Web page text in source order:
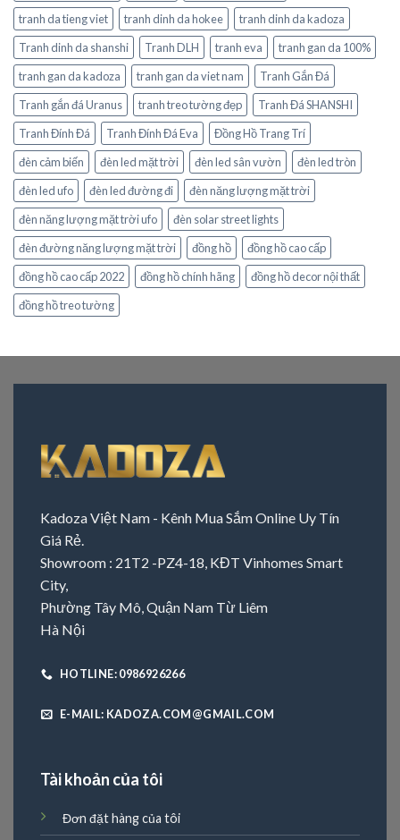
tranh da tieng viet
tranh dinh da hokee
tranh dinh da kadoza
Tranh dinh da shanshi
Tranh DLH tranh eva
tranh gan da 100%
tranh gan da kadoza
tranh gan da viet nam
Tranh Gắn Đá
Tranh gắn đá Uranus
tranh treo tường đẹp
Tranh Đá SHANSHI
Tranh Đính Đá
Tranh Đính Đá Eva
Đồng Hồ Trang Trí
đèn cảm biến
đèn led mặt trời đèn led sân vườn
đèn led tròn
đèn led ufo
đèn led đường đi
đèn năng lượng mặt trời
đèn năng lượng mặt trời ufo
đèn solar street lights
đèn đường năng lượng mặt trời
đồng hồ
đồng hồ cao cấp
đồng hồ cao cấp 2022
đồng hồ chính hãng
đồng hồ decor nội thất
đồng hồ treo tường
Kadoza Việt Nam - Kênh Mua Sắm Online Uy Tín
Giá Rẻ.
Showroom : 21T2 -PZ4-18, KĐT Vinhomes Smart
City,
Phường Tây Mô, Quận Nam Từ Liêm
Hà Nội
HOTLINE: 0986926266
E-MAIL: KADOZA.COM@GMAIL.COM
Tài khoản của tôi
Đơn đặt hàng của tôi